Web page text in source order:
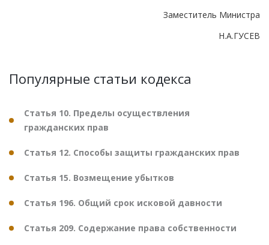
Заместитель Министра
Н.А.ГУСЕВ
Популярные статьи кодекса
Статья 10. Пределы осуществления
гражданских прав
Статья 12. Способы защиты гражданских прав
Статья 15. Возмещение убытков
Статья 196. Общий срок исковой давности
Статья 209. Содержание права собственности